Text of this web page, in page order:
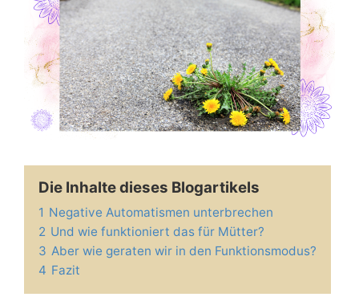
Die Inhalte dieses Blogartikels
1 Negative Automatismen unterbrechen
2 Und wie funktioniert das für Mütter?
3 Aber wie geraten wir in den Funktionsmodus?
4 Fazit